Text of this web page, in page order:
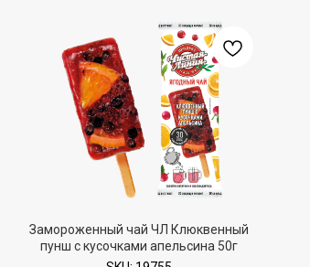
Замороженный чай ЧЛ Клюквенный
пунш с кусочками апельсина 50г